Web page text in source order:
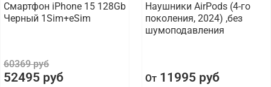
Смартфон iPhone 15 128Gb
Черный 1Sim+eSim
60369 руб
52495 руб
Наушники AirPods (4-го
поколения, 2024) ,без
шумоподавления
От11995 руб